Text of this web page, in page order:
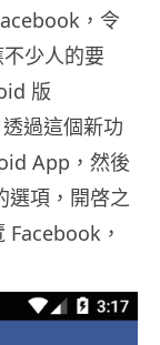
，令
少人的要
版
過這個新功
App，然後
選項，開啓之
Facebook，